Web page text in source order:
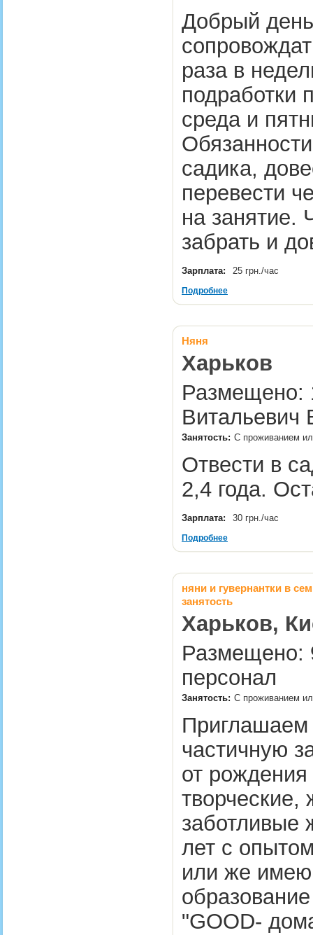
Добрый
раза в
подработки
среда и
садика,
перевести
на занятие.
забрать и
Зарплата: 25 грн./час
Подробнее
Няня
Харьков
Размещено:
Витальевич
Занятость: С проживанием
Отвести в
2,4 года.
Зарплата: 30 грн./час
Подробнее
няни и гувернантки в
занятость
Харьков,
Размещено:
персонал
Занятость: С проживанием
Приглашаем
частичную
от
заботливые
лет с
или же
"GOOD-